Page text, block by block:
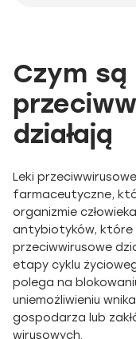
Czym są
działają
Leki
farmaceutyczne,
organizmie
antybiotyków, które
przeciwwirusowe
etapy cyklu
polega na
uniemożliwieniu
gospodarza lub
wirusowych.